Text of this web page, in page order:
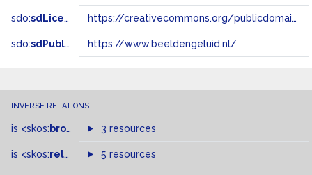
sdo:sdLicense https://creativecommons.org/publicdomain/zero/1.0/
sdo:sdPublisher https://www.beeldengeluid.nl/
INVERSE RELATIONS
is <skos: broader > of
3 resources
is <skos:related > of
5 resources